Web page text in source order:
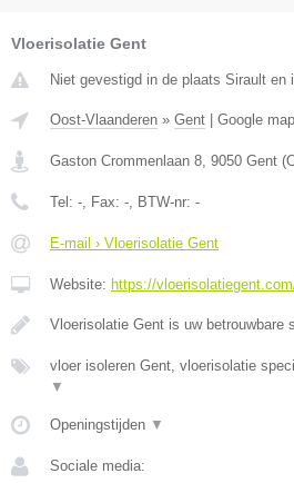
Vloerisolatie Gent
Niet gevestigd in de plaats Sirault en
Oost-Vlaanderen » Gent Google
Gaston Crommenlaan 8 9050 Gent (
Tel: - , Fax: - , BTW-nr: -
E-mail › Vloerisolatie Gent
Website: https://
Vloerisolatie Gent is uw betrouwbare
vloer isoleren Gent, vloerisolatie
▼
Openingstijden ▼
Sociale media: